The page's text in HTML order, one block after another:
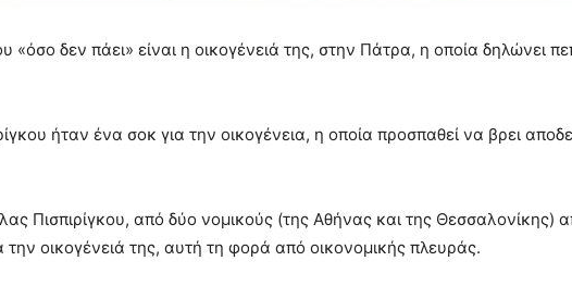
«όσο δεν πάει» είναι η οικογένειά της, στην Πάτρα, η οποία δηλώνει
ήταν ένα σοκ για την οικογένεια, η οποία προσπαθεί να βρει
Πισπιρίγκου, από δύο νομικούς (της Αθήνας και της Θεσσαλονίκης)
την οικογένειά της, αυτή τη φορά από οικονομικής πλευράς.